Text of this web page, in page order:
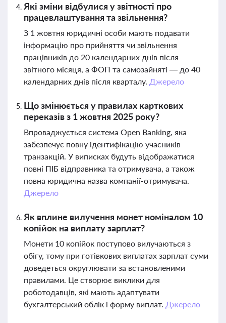
Які зміни відбулися у звітності про
працевлаштування та звільнення?
З 1 жовтня юридичні особи мають подавати
інформацію про прийняття чи звільнення
працівників до 20 календарних днів після
звітного місяця, а ФОП та самозайняті — до 40
календарних днів після кварталу. Джерело
Що змінюється у правилах карткових
переказів з 1 жовтня 2025 року?
Впроваджується система Open Banking, яка
забезпечує повну ідентифікацію учасників
транзакцій. У виписках будуть відображатися
повні ПІБ відправника та отримувача, а також
повна юридична назва компанії-отримувача.
Джерело
Як вплине вилучення монет номіналом 10
копійок на виплату зарплат?
Монети 10 копійок поступово вилучаються з
обігу, тому при готівкових виплатах зарплат суми
доведеться округлювати за встановленими
правилами. Це створює виклики для
роботодавців, які мають адаптувати
бухгалтерський облік і форму виплат. Джерело